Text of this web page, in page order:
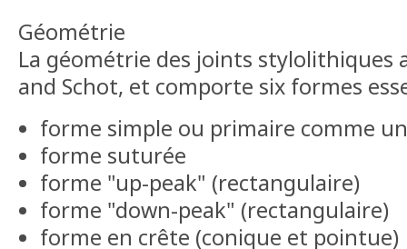
Géométrie
La géométrie des joints stylolithiques
and Schot, et comporte six formes
forme simple ou primaire comme
forme suturée
forme "up-peak" (rectangulaire)
forme "down-peak" (rectangulaire)
forme en crête (conique et pointue)